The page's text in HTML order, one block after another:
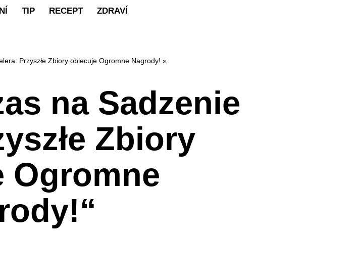
TIP RECEPT ZDRAVÍ
Przyszłe Zbiory obiecuje Ogromne Nagrody! »
na Sadzenie
Zbiory
Ogromne